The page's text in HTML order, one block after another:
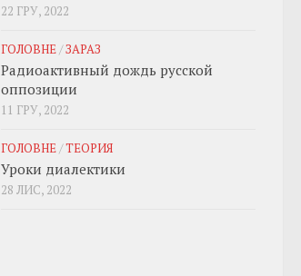
22 ГРУ, 2022
ГОЛОВНЕ/ЗАРАЗ
Радиоактивный дождь русской
оппозиции
11 ГРУ, 2022
ГОЛОВНЕ/ТЕОРИЯ
Уроки диалектики
28 ЛИС, 2022